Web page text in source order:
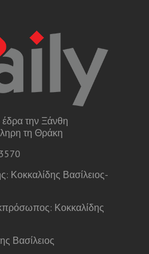
την Ξάνθη
τη Θράκη
Κοκκαλίδης Βασίλειος-
Κοκκαλίδης
Βασίλειος